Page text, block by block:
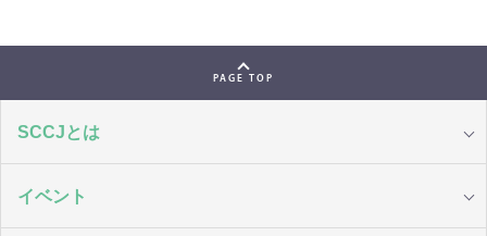
PAGE TOP
SCCJとは
イベント